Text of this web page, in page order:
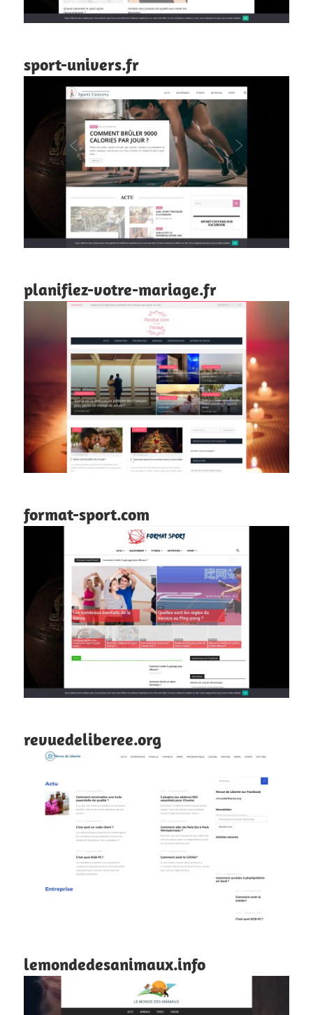
sport-univers.fr
planifiez-votre-mariage.fr
format-sport.com
revuedeliberee.org
lemondedesanimaux.info